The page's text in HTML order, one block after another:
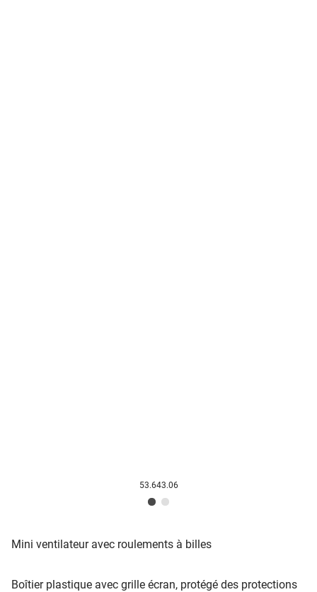
53.643.06
Mini ventilateur avec roulements à billes
Boîtier plastique avec grille écran, protégé des protections